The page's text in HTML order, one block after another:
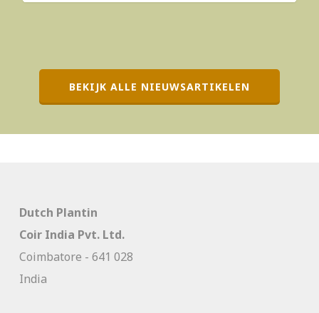
BEKIJK ALLE NIEUWSARTIKELEN
Dutch Plantin
Coir India Pvt. Ltd.
Coimbatore - 641 028
India